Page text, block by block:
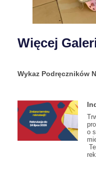
Więcej
Wykaz Podręczników
o